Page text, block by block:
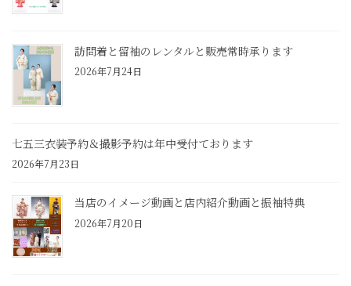
訪問着と留袖のレンタルと販売常時承ります
2026年7月24日
七五三衣装予約＆撮影予約は年中受付ております
2026年7月23日
当店のイメージ動画と店内紹介動画と振袖特典
2026年7月20日